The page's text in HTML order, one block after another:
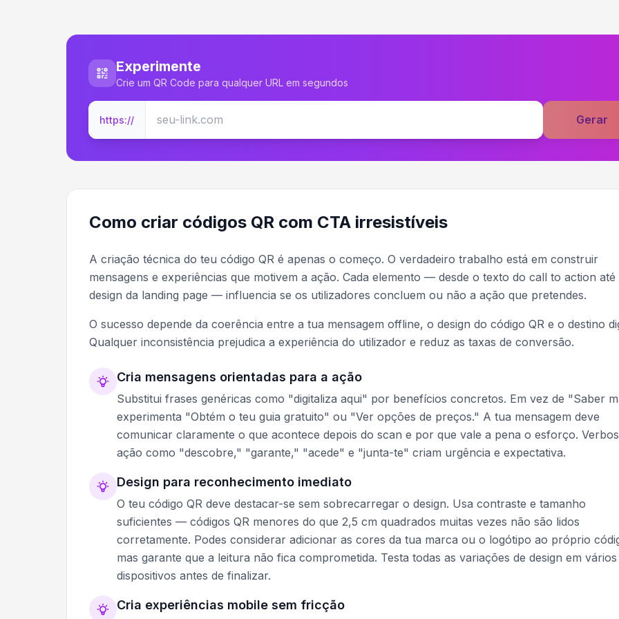
Experimente
Crie um QR Code para qualquer URL em segundos
https:// Gerar
Como criar códigos QR com CTA irresistíveis
A criação técnica do teu código QR é apenas o começo. O verdadeiro trabalho está em construir
mensagens e experiências que motivem a ação. Cada elemento — desde o texto do call to action até
design da landing page — influencia se os utilizadores concluem ou não a ação que pretendes.
O sucesso depende da coerência entre a tua mensagem offline, o design do código QR e o destino
Qualquer inconsistência prejudica a experiência do utilizador e reduz as taxas de conversão.
Cria mensagens orientadas para a ação
Substitui frases genéricas como "digitaliza aqui" por benefícios concretos. Em vez de "Saber
experimenta "Obtém o teu guia gratuito" ou "Ver opções de preços." A tua mensagem deve
comunicar claramente o que acontece depois do scan e por que vale a pena o esforço.
ação como "descobre," "garante," "acede" e "junta-te" criam urgência e expectativa.
Design para reconhecimento imediato
O teu código QR deve destacar-se sem sobrecarregar o design. Usa contraste e tamanho
suficientes — códigos QR menores do que 2,5 cm quadrados muitas vezes não são lidos
corretamente. Podes considerar adicionar as cores da tua marca ou o logótipo ao próprio
mas garante que a leitura não fica comprometida. Testa todas as variações de design em vários
dispositivos antes de finalizar.
Cria experiências mobile sem fricção